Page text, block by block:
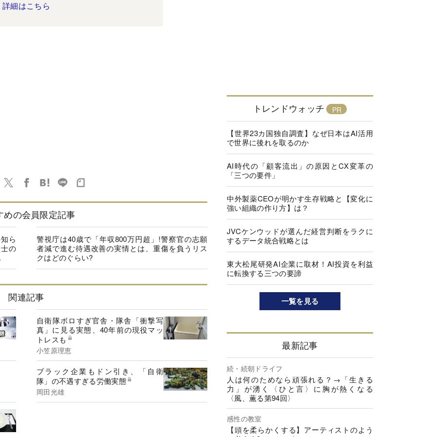
詳細はこちら
めの会員限定記事
ら
の
警視庁は40歳で「年収800万円超」!警察官の志願
者減で進む待遇改善の実情とは、重傷を負うリス
クはどのぐらい?
関連記事
自衛隊ボロすぎ官舎・隊舎「衝撃写
真」に見る実態、40年前の現役マッ
トレスも
小笠原理恵
ブラック企業もドン引き、「自衛
隊」の不遇すぎる労働実態
岡田光雄
トレンドウォッチ
【世界23カ国独自調査】なぜ日本はAI活用
で世界に後れを取るのか
AI時代の「顧客流出」の原因とCX変革の
「三つの要件」
中外製薬CEOが明かす生存戦略と【変化に
強い組織の作り方】は？
JVCケンウッドが選んだ経営判断をラクに
するデータ統合戦略とは
東大松尾研発AI企業に取材！AI投資を利益
に転換する三つの要諦
一覧を見る
最新記事
続・続朝ドライフ
人は何のためなら頑張れる？→「生きる
力」が湧く〈ひと言〉に胸が熱くなる
〈風、薫る第94回〉
感性の教室
【頭を柔らかくする】アーティストのよう